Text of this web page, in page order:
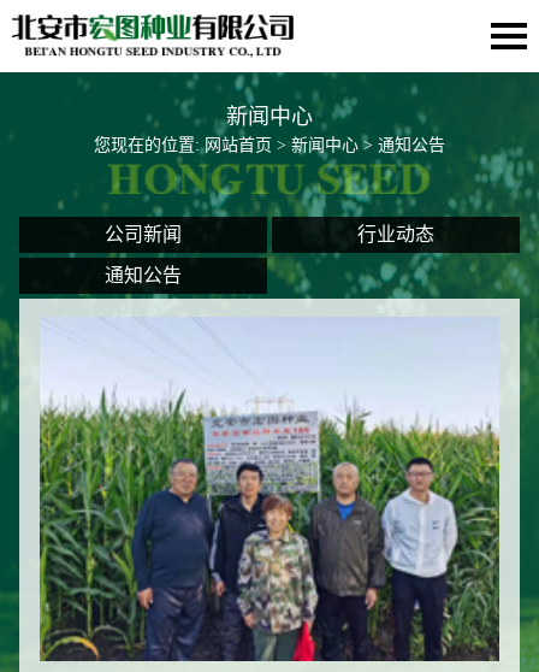
新闻中心
您现在的位置:网站首页 > 新闻中心 > 通知公告
公司新闻
行业动态
通知公告